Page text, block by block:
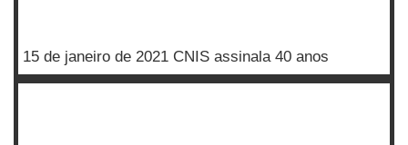
15 de janeiro de 2021 CNIS assinala 40 anos